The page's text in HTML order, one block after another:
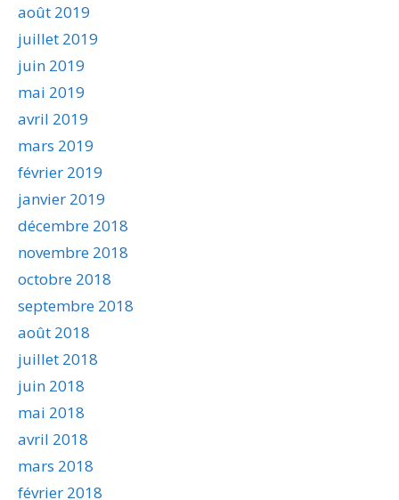
août 2019
juillet 2019
juin 2019
mai 2019
avril 2019
mars 2019
février 2019
janvier 2019
décembre 2018
novembre 2018
octobre 2018
septembre 2018
août 2018
juillet 2018
juin 2018
mai 2018
avril 2018
mars 2018
février 2018